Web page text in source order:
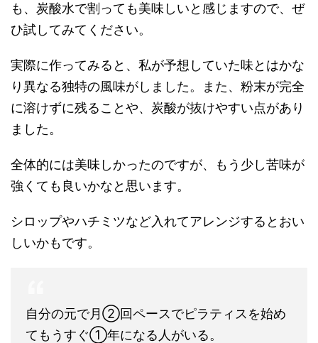
も、炭酸水で割っても美味しいと感じますので、ぜ
ひ試してみてください。
実際に作ってみると、私が予想していた味とはかな
り異なる独特の風味がしました。また、粉末が完全
に溶けずに残ることや、炭酸が抜けやすい点があり
ました。
全体的には美味しかったのですが、もう少し苦味が
強くても良いかなと思います。
シロップやハチミツなど入れてアレンジするとおい
しいかもです。
自分の元で月②回ペースでピラティスを始め
てもうすぐ①年になる人がいる。